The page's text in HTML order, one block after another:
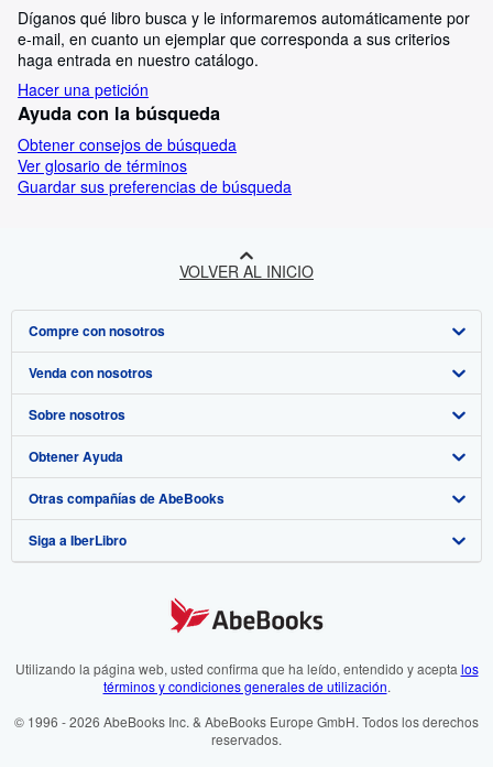
Díganos qué libro busca y le informaremos automáticamente por
e-mail, en cuanto un ejemplar que corresponda a sus criterios
haga entrada en nuestro catálogo.
Hacer una petición
Ayuda con la búsqueda
Obtener consejos de búsqueda
Ver glosario de términos
Guardar sus preferencias de búsqueda
VOLVER AL INICIO
Compre con nosotros
Búsqueda avanzada
Colecciones
Mi cuenta
Mis pedidos
Ver carrito
Venda con nosotros
Comenzar a vender
Únase a nuestro programa de afiliados
Recomiende un vendedor
Sobre nosotros
Sobre IberLibro
Medios
Empleo
Preferencias de cookies
Aviso de cookies
Obtener Ayuda
Preguntas frecuentes y guías
Atención al Cliente
Otras compañías de AbeBooks
AbeBooks.com
AbeBooks.fr
Siga a IberLibro
Utilizando la página web, usted confirma que ha leído, entendido y acepta los
términos y condiciones generales de utilización.
© 1996 - 2026 AbeBooks Inc. & AbeBooks Europe GmbH. Todos los derechos
reservados.